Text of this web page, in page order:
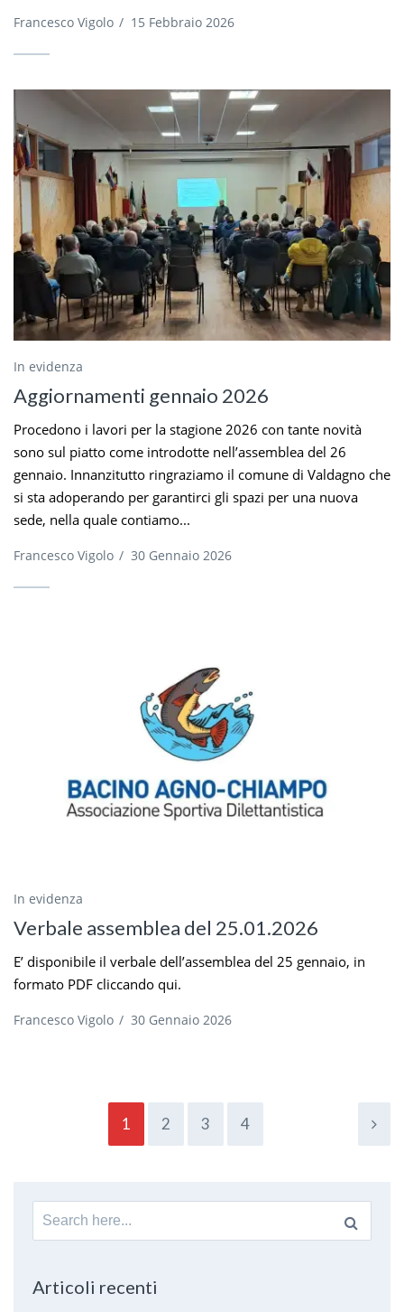
Francesco Vigolo / 15 Febbraio 2026
In evidenza
Aggiornamenti gennaio 2026
Procedono i lavori per la stagione 2026 con tante novità
sono sul piatto come introdotte nell’assemblea del 26
gennaio. Innanzitutto ringraziamo il comune di Valdagno che
si sta adoperando per garantirci gli spazi per una nuova
sede, nella quale contiamo...
Francesco Vigolo / 30 Gennaio 2026
In evidenza
Verbale assemblea del 25.01.2026
E’ disponibile il verbale dell’assemblea del 25 gennaio, in
formato PDF cliccando qui.
Francesco Vigolo / 30 Gennaio 2026
1 2 3 4
Search
for:
Articoli recenti